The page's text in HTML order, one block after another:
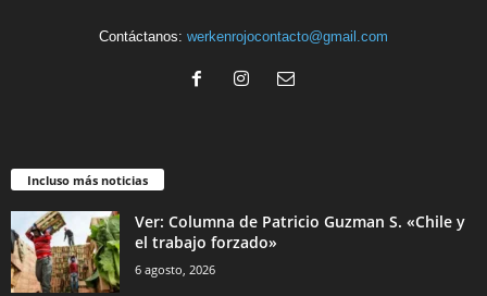
Contáctanos: werkenrojocontacto@gmail.com
Incluso más noticias
Ver: Columna de Patricio Guzman S. «Chile y
el trabajo forzado»
6 agosto, 2026